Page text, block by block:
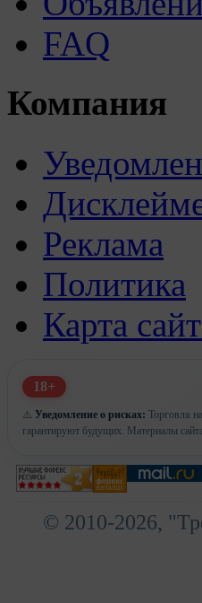
FAQ
Компания
Реклама
Политика
Карта
18+
⚠️ Уведомление о рисках: Торговля
гарантируют будущих. Материалы
© 2010-2026,